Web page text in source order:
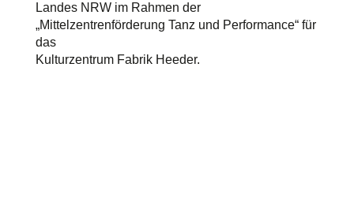
Landes NRW im Rahmen der
„Mittelzentrenförderung Tanz und Performance“ für
das
Kulturzentrum Fabrik Heeder.